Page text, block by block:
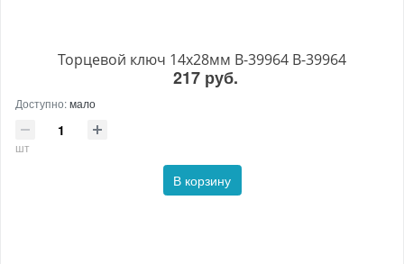
Торцевой ключ 14x28мм B-39964 B-39964
217 руб.
Доступно:мало
шт
В корзину